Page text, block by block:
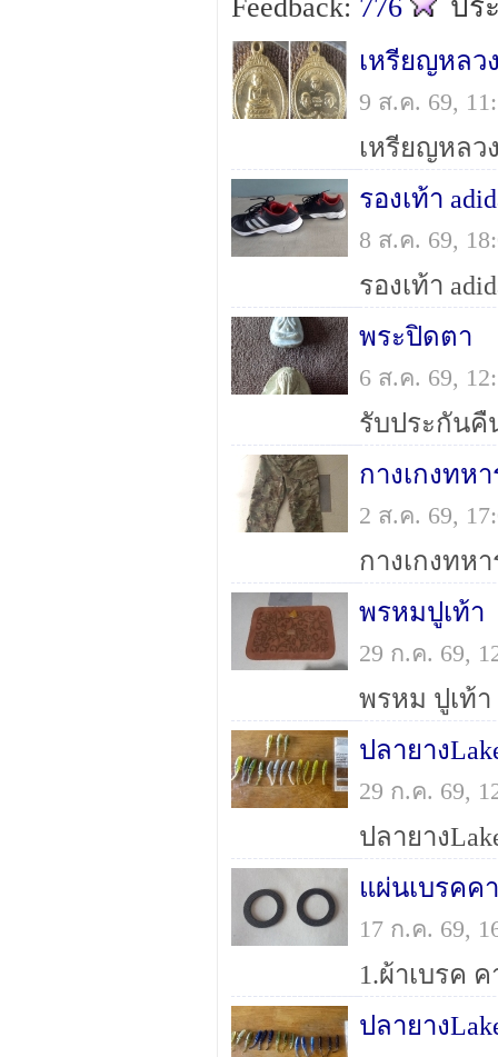
Feedback: 776 ปร
เหรียญหลว
9 ส.ค. 69,
รองเท้า
8 ส.ค. 69,
พระปิดตา
6 ส.ค. 69,
กางเกงทห
2 ส.ค. 69,
พรหมปูเท้า
29 ก.ค. 69,
ปลายาง
29 ก.ค. 69,
แผ่นเบรคค
17 ก.ค. 69,
ปลายาง